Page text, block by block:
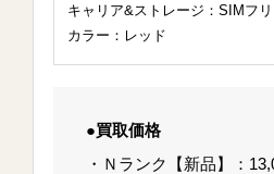
キャリア&ストレージ：SIMフ
カラー：レッド
●買取価格
・Ｎランク【新品】：